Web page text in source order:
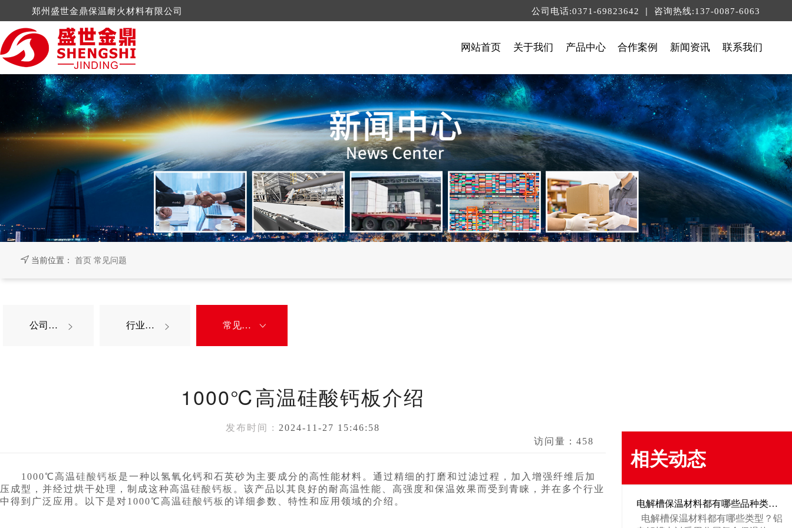
郑州盛世金鼎保温耐火材料有限公司 公司电话:0371-69823642 | 咨询热线:137-0087-6063
网站首页 关于我们 产品中心
硅酸钙制品 陶瓷纤维制品 硅酸铝制品
岩棉制品 纳米技术制品 复合硅酸盐毡保温板
石棉制品 多晶莫来石纤维
玻璃棉制品 水镁石
合作案例
电厂案例 水泥厂案例 石油化工案例
钢铁案例 玻璃陶瓷 航空航天
机械轻工案例
新闻资讯
公司新闻 行业新闻 常见问题
联系我们
当前位置： 首页 常见问题
公司新闻  行业新闻  常见问题 
1000℃高温硅酸钙板介绍
发布时间 : 2024-11-27 15:46:58
访问量： 458
1000℃高温硅酸钙板 是一种以氢氧化钙和石英砂为主要成分的高性能材料。通过精细的打磨和过滤过程，加入增强纤维后加
压成型，并经过烘干处理，制成这种高温硅酸钙板 。该产品以其良好的耐高温性能、高强度和保温效果而受到青睐，并在多个行业
中得到广泛应用。以下是对1000℃高温硅酸钙板 的详细参数、特性和应用领域的介绍。
相关动态
电解槽保温材料都有哪些品种类型？
电解槽保温材料都有哪些类型？铝